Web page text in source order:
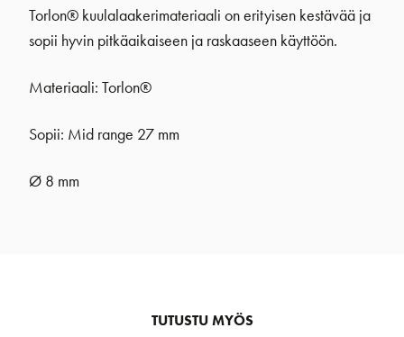
Torlon® kuulalaakerimateriaali on erityisen kestävää ja
sopii hyvin pitkäaikaiseen ja raskaaseen käyttöön.
Materiaali: Torlon®
Sopii: Mid range 27 mm
Ø 8 mm
TUTUSTU MYÖS